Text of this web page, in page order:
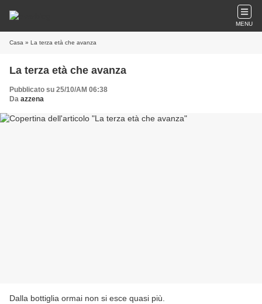
MENU
Casa » La terza età che avanza
La terza età che avanza
Pubblicato su 25/10/AM 06:38
Da azzena
Dalla bottiglia ormai non si esce quasi più.